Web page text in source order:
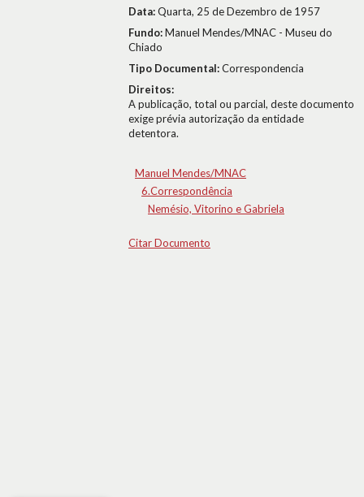
Data:Quarta, 25 de Dezembro de 1957
Fundo:Manuel Mendes/MNAC - Museu do
Chiado
Tipo Documental:Correspondencia
Direitos:
A publicação, total ou parcial, deste documento
exige prévia autorização da entidade
detentora.
Manuel Mendes/MNAC
6.Correspondência
Nemésio, Vitorino e Gabriela
Citar Documento